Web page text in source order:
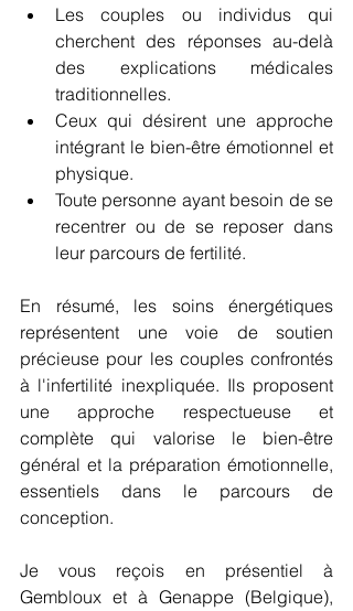
Les couples ou individus qui
cherchent des réponses au-delà
des explications médicales
traditionnelles.
Ceux qui désirent une approche
intégrant le bien-être émotionnel et
physique.
Toute personne ayant besoin de se
recentrer ou de se reposer dans
leur parcours de fertilité.
En résumé, les soins énergétiques
représentent une voie de soutien
précieuse pour les couples confrontés
à l'infertilité inexpliquée. Ils proposent
une approche respectueuse et
complète qui valorise le bien-être
général et la préparation émotionnelle,
essentiels dans le parcours de
conception.
Je vous reçois en présentiel à
Gembloux et à Genappe (Belgique),